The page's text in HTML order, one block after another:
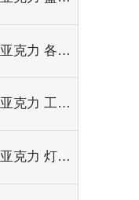
亚克力 各类面板
亚克力 工艺品/奖杯/鱼缸
亚克力 灯箱/灯罩/灯片